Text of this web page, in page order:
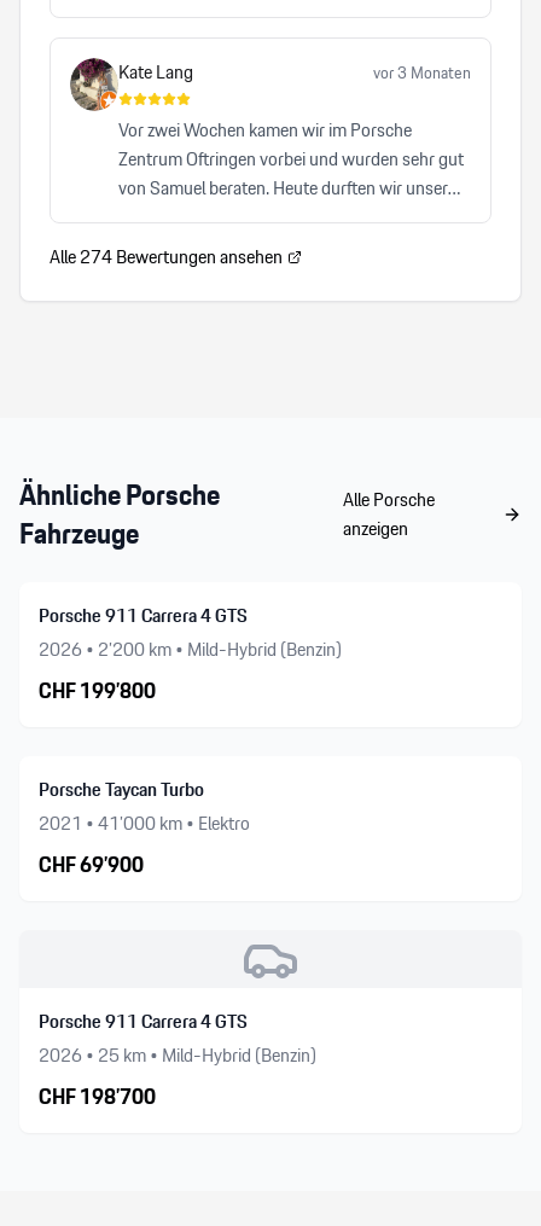
Kate Lang vor 3 Monaten
Vor zwei Wochen kamen wir im Porsche
Zentrum Oftringen vorbei und wurden sehr gut
von Samuel beraten. Heute durften wir unser
Auto abholen und waren von A-Z zufrieden. Wir
können Samuel von Herzen und auch das
Porsche Zentrum Oftrigen sehr empfehlen.
Herzlicher, kompetenter Service, der keinen
Alle274Bewertungen ansehen
ÄhnlichePorsche
Fahrzeuge
AllePorsche
anzeigen
Porsche 911 Carrera 4 GTS
2026• 2’200km • Mild-Hybrid (Benzin)
CHF199’800
Porsche Taycan Turbo
2021 •41’000km • Elektro
CHF69’900
Porsche 911 Carrera 4 GTS
2026• 25km • Mild-Hybrid (Benzin)
CHF198’700